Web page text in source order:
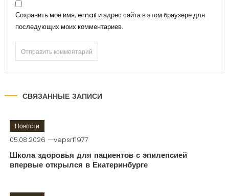
Сохранить моё имя, email и адрес сайта в этом браузере для
последующих моих комментариев.
СВЯЗАННЫЕ ЗАПИСИ
Новости
05.08.2026 vepsrf1977
Школа здоровья для пациентов с эпилепсией
впервые открылся в Екатеринбурге